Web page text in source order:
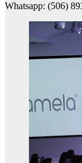
Whatsapp: (506)